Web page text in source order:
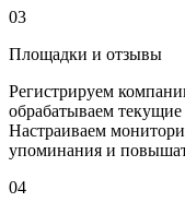
03
Площадки и отзывы
Регистрируем
обрабатываем
Настраиваем
упоминания и
04